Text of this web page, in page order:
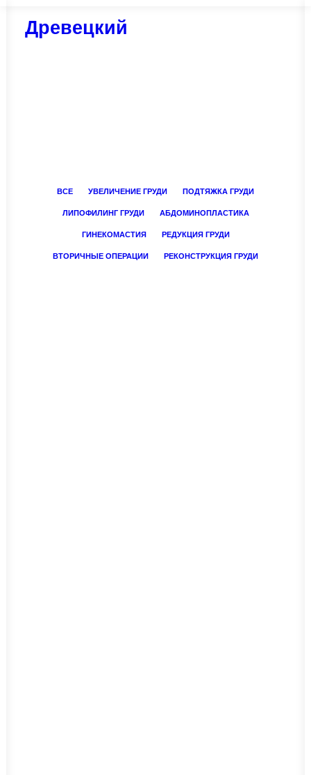
Древецкий
ВСЕ УВЕЛИЧЕНИЕ ГРУДИ ПОДТЯЖКА ГРУДИ
ЛИПОФИЛИНГ ГРУДИ АБДОМИНОПЛАСТИКА
ГИНЕКОМАСТИЯ РЕДУКЦИЯ ГРУДИ
ВТОРИЧНЫЕ ОПЕРАЦИИ РЕКОНСТРУКЦИЯ ГРУДИ